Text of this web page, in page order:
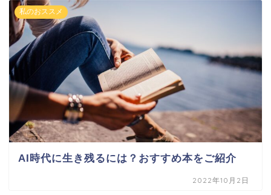
私のおススメ
AI時代に生き残るには？おすすめ本をご紹介
2022年10月2日